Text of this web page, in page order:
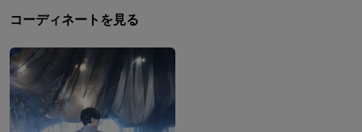
コーディネートを見る